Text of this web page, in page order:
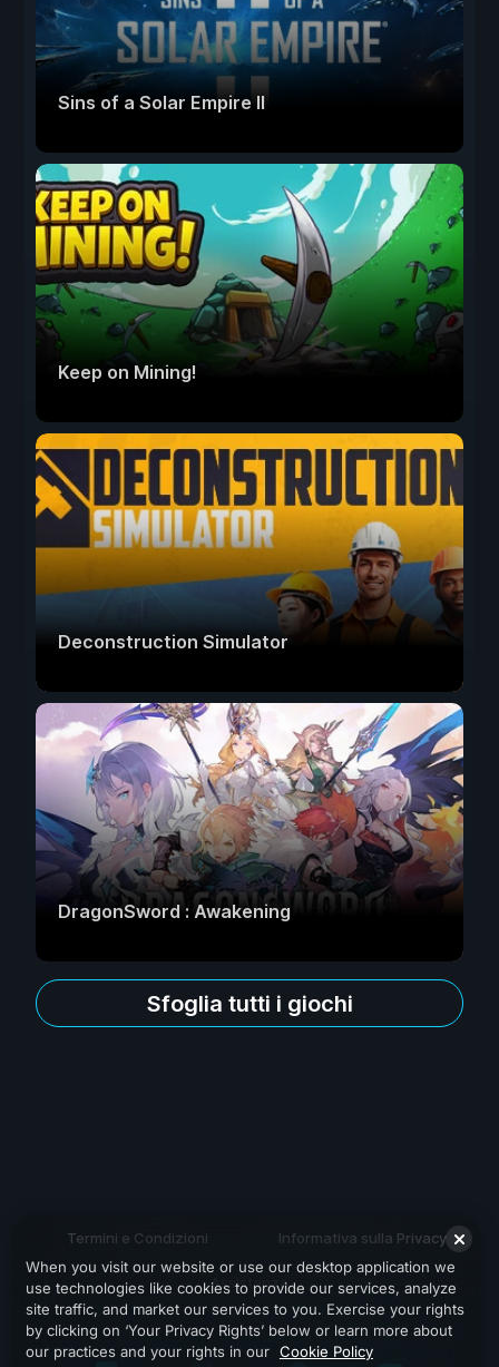
Sins of a Solar Empire II
Keep on Mining!
Deconstruction Simulator
DragonSword : Awakening
Sfoglia tutti i giochi
Termini e Condizioni Informativa sulla Privacy
Assistenza
When you visit our website or use our desktop application we
use technologies like cookies to provide our services, analyze
site traffic, and market our services to you. Exercise your rights
by clicking on ‘Your Privacy Rights’ below or learn more about
our practices and your rights in our Cookie Policy